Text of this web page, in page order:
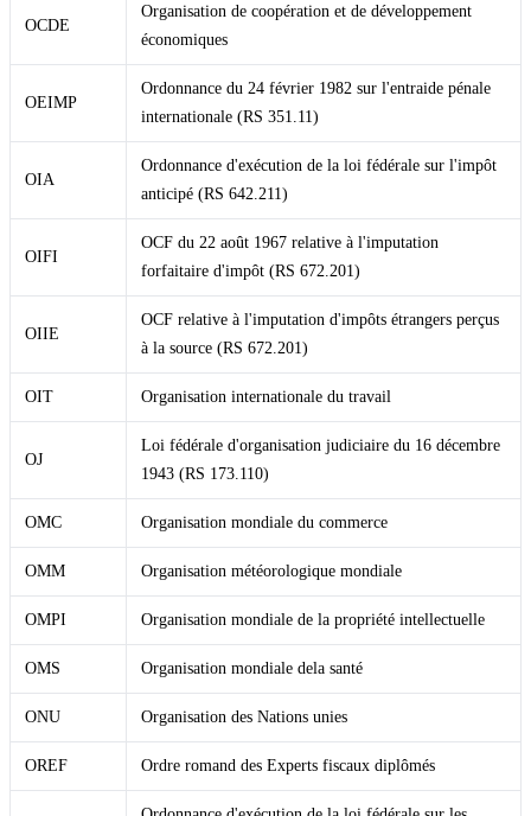
OCDE
Organisation de coopération et de développement
économiques
OEIMP
Ordonnance du 24 février 1982 sur l'entraide pénale
internationale (RS 351.11)
OIA
Ordonnance d'exécution de la loi fédérale sur l'impôt
anticipé (RS 642.211)
OIFI
OCF du 22 août 1967 relative à l'imputation
forfaitaire d'impôt (RS 672.201)
OIIE
OCF relative à l'imputation d'impôts étrangers perçus
à la source (RS 672.201)
OIT Organisation internationale du travail
OJ
Loi fédérale d'organisation judiciaire du 16 décembre
1943 (RS 173.110)
OMC Organisation mondiale du commerce
OMM Organisation météorologique mondiale
OMPI Organisation mondiale de la propriété intellectuelle
OMS Organisation mondiale dela santé
ONU Organisation des Nations unies
OREF Ordre romand des Experts fiscaux diplômés